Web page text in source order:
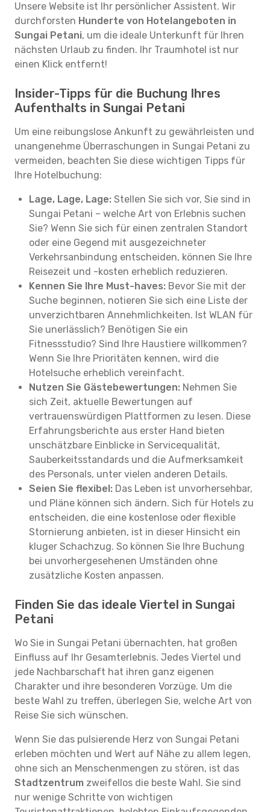
Unsere Website ist Ihr persönlicher Assistent. Wir
durchforsten Hunderte von Hotelangeboten in
Sungai Petani, um die ideale Unterkunft für Ihren
nächsten Urlaub zu finden. Ihr Traumhotel ist nur
einen Klick entfernt!
Insider-Tipps für die Buchung Ihres
Aufenthalts in Sungai Petani
Um eine reibungslose Ankunft zu gewährleisten und
unangenehme Überraschungen in Sungai Petani zu
vermeiden, beachten Sie diese wichtigen Tipps für
Ihre Hotelbuchung:
Lage, Lage, Lage: Stellen Sie sich vor, Sie sind in
Sungai Petani – welche Art von Erlebnis suchen
Sie? Wenn Sie sich für einen zentralen Standort
oder eine Gegend mit ausgezeichneter
Verkehrsanbindung entscheiden, können Sie Ihre
Reisezeit und -kosten erheblich reduzieren.
Kennen Sie Ihre Must-haves: Bevor Sie mit der
Suche beginnen, notieren Sie sich eine Liste der
unverzichtbaren Annehmlichkeiten. Ist WLAN für
Sie unerlässlich? Benötigen Sie ein
Fitnessstudio? Sind Ihre Haustiere willkommen?
Wenn Sie Ihre Prioritäten kennen, wird die
Hotelsuche erheblich vereinfacht.
Nutzen Sie Gästebewertungen: Nehmen Sie
sich Zeit, aktuelle Bewertungen auf
vertrauenswürdigen Plattformen zu lesen. Diese
Erfahrungsberichte aus erster Hand bieten
unschätzbare Einblicke in Servicequalität,
Sauberkeitsstandards und die Aufmerksamkeit
des Personals, unter vielen anderen Details.
Seien Sie flexibel: Das Leben ist unvorhersehbar,
und Pläne können sich ändern. Sich für Hotels zu
entscheiden, die eine kostenlose oder flexible
Stornierung anbieten, ist in dieser Hinsicht ein
kluger Schachzug. So können Sie Ihre Buchung
bei unvorhergesehenen Umständen ohne
zusätzliche Kosten anpassen.
Finden Sie das ideale Viertel in Sungai
Petani
Wo Sie in Sungai Petani übernachten, hat großen
Einfluss auf Ihr Gesamterlebnis. Jedes Viertel und
jede Nachbarschaft hat ihren ganz eigenen
Charakter und ihre besonderen Vorzüge. Um die
beste Wahl zu treffen, überlegen Sie, welche Art von
Reise Sie sich wünschen.
Wenn Sie das pulsierende Herz von Sungai Petani
erleben möchten und Wert auf Nähe zu allem legen,
ohne sich an Menschenmengen zu stören, ist das
Stadtzentrum zweifellos die beste Wahl. Sie sind
nur wenige Schritte von wichtigen